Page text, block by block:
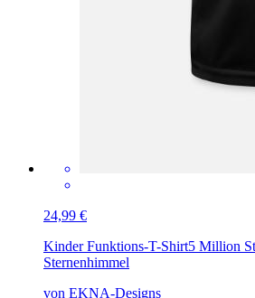
24,99 €
Kinder Funktions-T-Shirt5 Million
Sternenhimmel
von EKNA-Designs